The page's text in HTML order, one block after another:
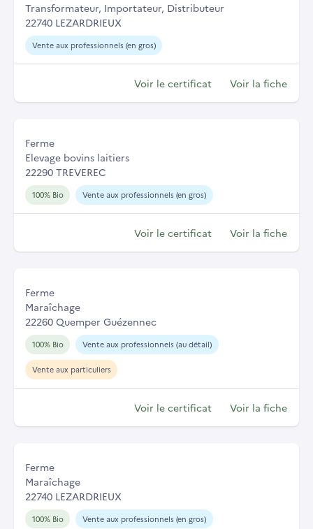
Transformateur, Importateur, Distributeur
22740 LEZARDRIEUX
Vente aux professionnels (en gros)
Voir le certificat Voir la fiche
Ferme
Elevage bovins laitiers
22290 TREVEREC
100% Bio Vente aux professionnels (en gros)
Voir le certificat Voir la fiche
Ferme
Maraîchage
22260 Quemper Guézennec
100% Bio Vente aux professionnels (au détail)
Vente aux particuliers
Voir le certificat Voir la fiche
Ferme
Maraîchage
22740 LEZARDRIEUX
100% Bio Vente aux professionnels (en gros)